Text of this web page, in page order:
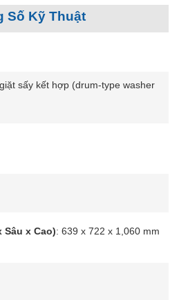
Số Kỹ Thuật
sấy kết hợp (drum-type washer
x Cao): 639 x 722 x 1,060 mm